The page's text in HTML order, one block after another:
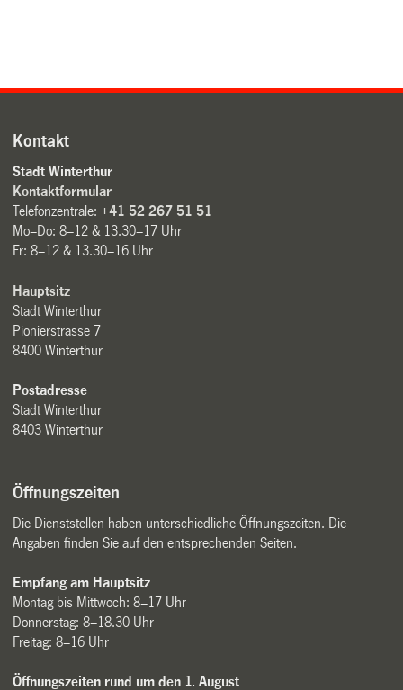
Kontakt
Stadt Winterthur
Kontaktformular
Telefonzentrale:+41 52 267 51 51
Mo–Do: 8–12 & 13.30–17 Uhr
Fr: 8–12 & 13.30–16 Uhr
Hauptsitz
Stadt Winterthur
Pionierstrasse 7
8400 Winterthur
Postadresse
Stadt Winterthur
8403 Winterthur
Öffnungszeiten
Die Dienststellen haben unterschiedliche Öffnungszeiten. Die
Angaben finden Sie auf den entsprechenden Seiten.
Empfang am Hauptsitz
Montag bis Mittwoch: 8–17 Uhr
Donnerstag: 8–18.30 Uhr
Freitag: 8–16 Uhr
Öffnungszeiten rund um den 1. August